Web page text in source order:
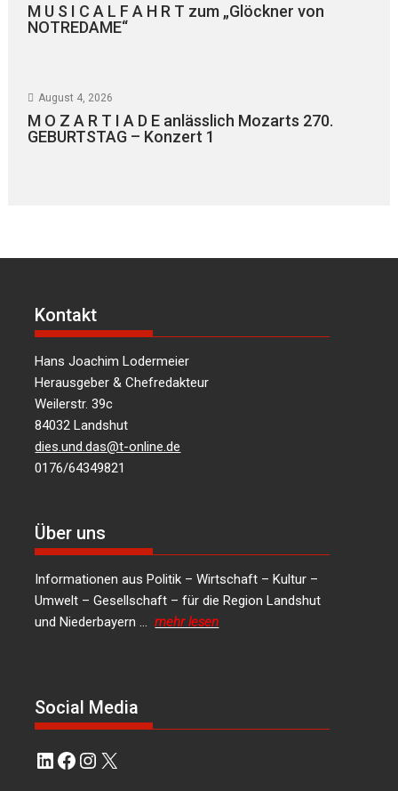
M U S I C A L F A H R T zum „Glöckner von
NOTREDAME“
August 4, 2026
M O Z A R T I A D E anlässlich Mozarts 270.
GEBURTSTAG – Konzert 1
Kontakt
Hans Joachim Lodermeier
Herausgeber & Chefredakteur
Weilerstr. 39c
84032 Landshut
dies.und.das@t-online.de
0176/64349821
Über uns
Informationen aus Politik – Wirtschaft – Kultur –
Umwelt – Gesellschaft – für die Region Landshut
und Niederbayern …mehr lesen
Social Media
LinkedIn
Facebook
Instagram
X